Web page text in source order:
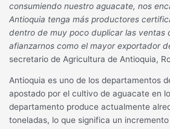
consumiendo nuestro aguacate, nos
Antioquia tenga más productores
dentro de muy poco duplicar las ventas
afianzarnos como el mayor exportador
secretario de Agricultura de Antioquia,
Antioquia es uno de los departamentos
apostado por el cultivo de aguacate en
departamento produce actualmente
toneladas, lo que significa un